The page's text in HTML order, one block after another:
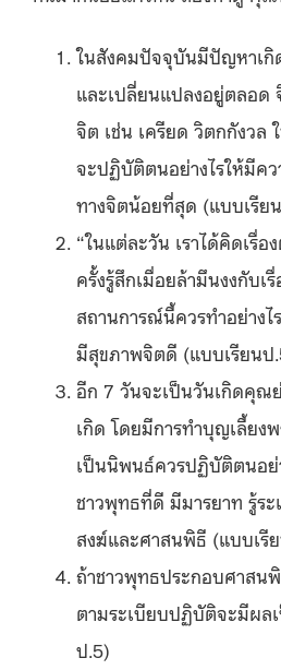
ในสังคมปัจจุบันมีปัญหาเ
และเปลี่ยนแปลงอยู่ตลอด
จิต เช่น เครียด วิตกกังวล
จะปฏิบัติตนอย่างไรให้มีค
ทางจิตน้อยที่สุด (แบบเรีย
“ในแต่ละวัน เราได้คิดเรื่
ครั้งรู้สึกเมื่อยล้ามึนงงกับเ
สถานการณ์นี้ควรทำอย่าง
มีสุขภาพจิตดี (แบบเรียนป
อีก 7 วันจะเป็นวันเกิดคุณ
เกิด โดยมีการทำบุญเลี้ยง
เป็นนิพนธ์ควรปฏิบัติตนอย่
ชาวพุทธที่ดี มีมารยาท รู้ร
สงฆ์และศาสนพิธี (แบบเรี
ถ้าชาวพุทธประกอบศาสน
ตามระเบียบปฏิบัติจะมีผล
ป.5)